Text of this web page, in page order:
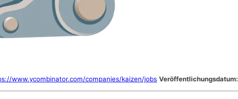
www.ycombinator.com/companies/kaizen/jobs Veröffentlichungsdatum: